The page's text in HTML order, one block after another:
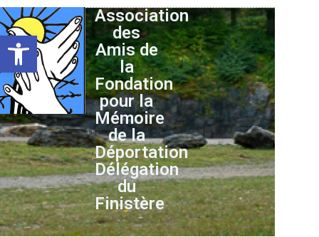
Ouvrir la barre d’outils
Association
des
Amis de
la
Fondation
pour la
Mémoire
de la
Déportation
Délégation
du
Finistère